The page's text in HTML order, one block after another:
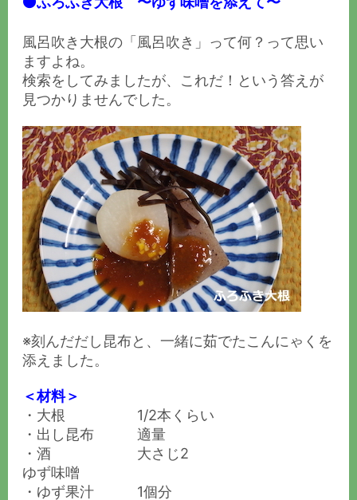
風呂吹き大根の「風呂吹き」って何？って思い
ますよね。
検索をしてみましたが、これだ！という答えが
見つかりませんでした。
※刻んだだし昆布と、一緒に茹でたこんにゃくを
添えました。
＜材料＞
・大根 1/2本くらい
・出し昆布 適量
・酒 大さじ2
ゆず味噌
・ゆず果汁 1個分